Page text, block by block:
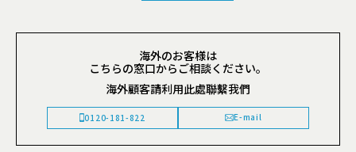
海外のお客様は
こちらの窓口からご相談ください。
海外顧客請利用此處聯繫我們
0120-181-822 E-mail